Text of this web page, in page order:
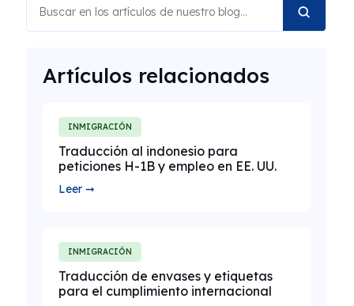
Artículos relacionados
INMIGRACIÓN
Traducción al indonesio para
peticiones H-1B y empleo en EE. UU.
Leer ➞
INMIGRACIÓN
Traducción de envases y etiquetas
para el cumplimiento internacional